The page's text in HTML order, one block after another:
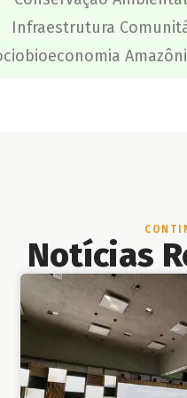
Infraestrutura
Notícias